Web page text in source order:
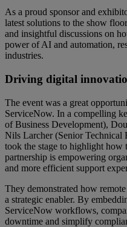
As a proud sponsor and
latest solutions to the show
and insightful discussions on
power of AI and automation,
industries.
Driving digital
The event was a great
ServiceNow. In a compelling
of Business Development),
Nils Larcher (Senior Technical
took the stage to highlight
partnership is empowering
and more efficient support
They demonstrated how
a strategic enabler. By
ServiceNow workflows,
downtime and simplify